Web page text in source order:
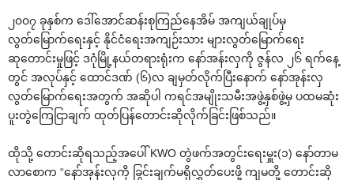
၂၀၀၇ ခုနှစ်က ‌ဒေါ်‌အောင်ဆန်းစုကြည်‌နေအိမ် အကျယ်ချုပ်မှ
လွတ်‌မြောက်‌ရေးနှင့် နိုင်ငံ‌ရေးအကျဉ်းသား များလွတ်‌မြောက်‌ရေး
ဆု‌တောင်းမှုဖြင့် ဒဂုံမြို့နယ်တရားရုံးက ‌နော်အန်းလှကို ဇွန်လ ၂၆ ရက်‌နေ့
တွင် အလုပ်နှင့် ‌ထောင်ဒဏ် (၆)လ ချမှတ်လိုက်ပြီး‌နောက် ‌နော်အုန်းလှ
လွတ်‌မြောက်‌ရေးအတွက် အဆိုပါ ကရင်အမျိုးသမီးအဖွဲ့နှစ်ဖွဲ့မှ ပထမဆုံး
ပူးတွဲ‌ကြေငြာချက် ထုတ်ပြန်‌တောင်းဆိုလိုက်ခြင်းဖြစ်သည်။
ထိုသို့ ‌တောင်းဆိုရသည့်အ‌ပေါ် KWO တွဲဖက်အတွင်း‌ရေးမှူး(၁) ‌နော်တာမ
လာ‌စောက “‌နော်အုန်းလှကို ခြွင်းချက်မရှိလွှတ်‌ပေးဖို့ ကျမတို့ ‌တောင်းဆို